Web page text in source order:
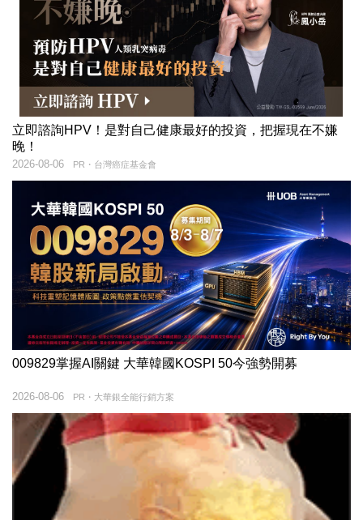
立即諮詢HPV！是對自己健康最好的投資，把握現在不嫌
晚！
PR・台灣癌症基金會
2026-08-06
009829掌握AI關鍵 大華韓國KOSPI 50今強勢開募
PR・大華銀全能行銷方案
2026-08-06